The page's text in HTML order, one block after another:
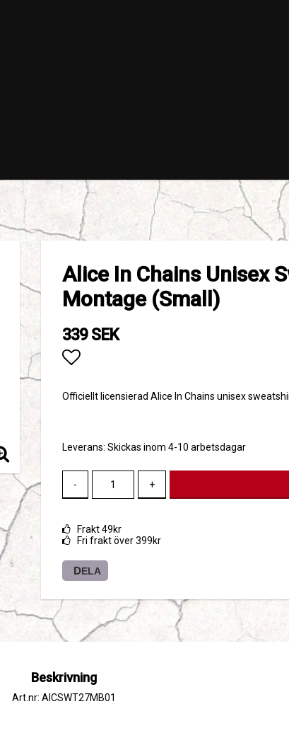
Alice In Chains Unisex
Montage (Small)
339 SEK
Officiellt licensierad Alice In Chains unisex
Leverans: Skickas inom 4-10 arbetsdagar
- +
Frakt 49kr
Fri frakt över 399kr
DELA
Beskrivning
Art.nr: AICSWT27MB01